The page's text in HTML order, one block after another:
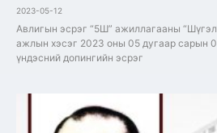
2023-05-12
Авлигын эсрэг “5Ш” ажиллагааны
ажлын хэсэг 2023 оны 05 дугаар сарын
үндэсний допингийн эсрэг